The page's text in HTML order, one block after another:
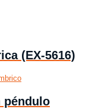
(EX-5616)
péndulo